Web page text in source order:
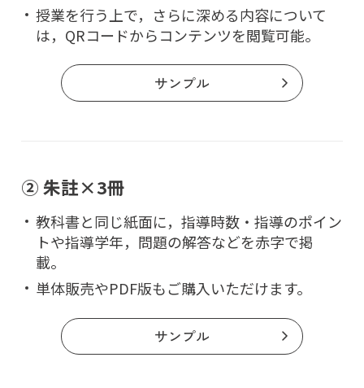
授業を行う上で，さらに深める内容について
は，QRコードからコンテンツを閲覧可能。
サンプル
② 朱註×3冊
教科書と同じ紙面に，指導時数・指導のポイン
トや指導学年，問題の解答などを赤字で掲
載。
単体販売やPDF版もご購入いただけます。
サンプル